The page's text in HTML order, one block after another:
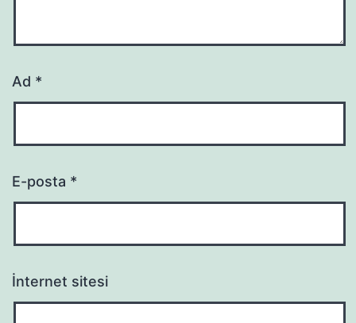
Ad *
E-posta *
İnternet sitesi